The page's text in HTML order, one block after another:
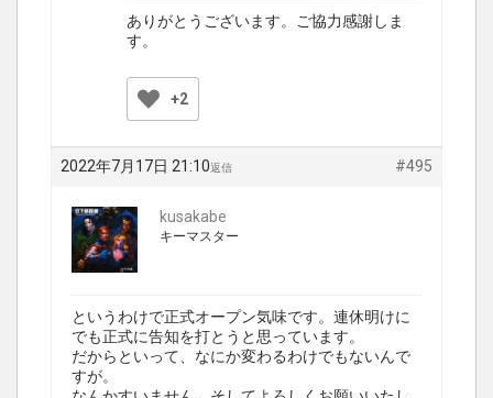
ありがとうございます。ご協力感謝しま
す。
+2
2022年7月17日 21:10 #495
返信
kusakabe
キーマスター
というわけで正式オープン気味です。連休明けに
でも正式に告知を打とうと思っています。
だからといって、なにか変わるわけでもないんで
すが。